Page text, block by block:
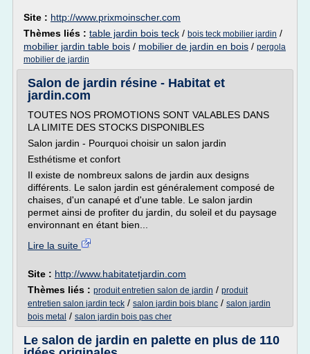
Site : http://www.prixmoinscher.com
Thèmes liés : table jardin bois teck / bois teck mobilier jardin /
mobilier jardin table bois / mobilier de jardin en bois / pergola
mobilier de jardin
Salon de jardin résine - Habitat et
jardin.com
TOUTES NOS PROMOTIONS SONT VALABLES DANS
LA LIMITE DES STOCKS DISPONIBLES
Salon jardin - Pourquoi choisir un salon jardin
Esthétisme et confort
Il existe de nombreux salons de jardin aux designs
différents. Le salon jardin est généralement composé de
chaises, d'un canapé et d'une table. Le salon jardin
permet ainsi de profiter du jardin, du soleil et du paysage
environnant en étant bien...
Lire la suite
Site : http://www.habitatetjardin.com
Thèmes liés : produit entretien salon de jardin / produit
entretien salon jardin teck / salon jardin bois blanc / salon jardin
bois metal / salon jardin bois pas cher
Le salon de jardin en palette en plus de 110